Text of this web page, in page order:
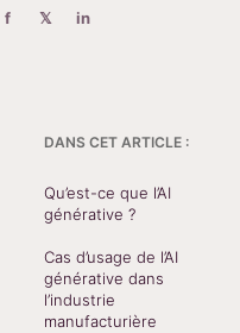
f 𝕏 in
DANS CET ARTICLE :
Qu’est-ce que l’AI
générative ?
Cas d’usage de l’AI
générative dans
l’industrie
manufacturière